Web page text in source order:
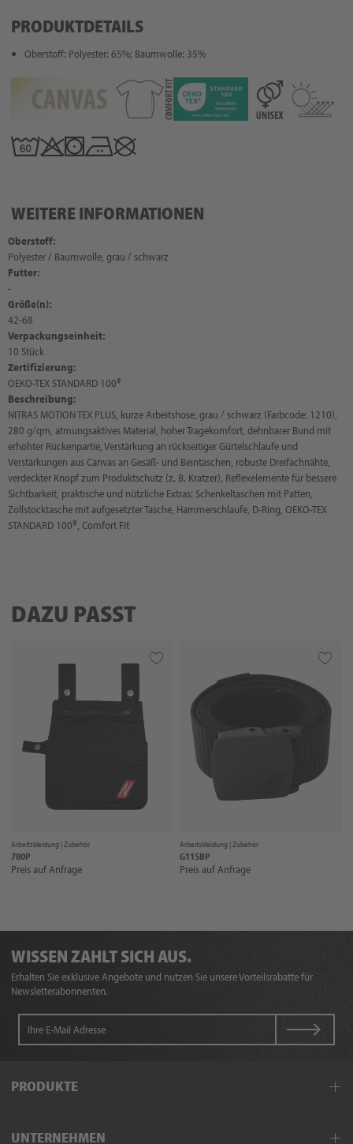
PRODUKTDETAILS
Oberstoff: Polyester: 65%; Baumwolle: 35%
WEITERE INFORMATIONEN
Oberstoff:
Polyester / Baumwolle, grau / schwarz
Futter:
-
Größe(n):
42-68
Verpackungseinheit:
10 Stück
Zertifizierung:
OEKO-TEX STANDARD 100®
Beschreibung:
NITRAS MOTION TEX PLUS, kurze Arbeitshose, grau / schwarz (Farbcode: 1210),
280 g/qm, atmungsaktives Material, hoher Tragekomfort, dehnbarer Bund mit
erhöhter Rückenpartie, Verstärkung an rückseitiger Gürtelschlaufe und
Verstärkungen aus Canvas an Gesäß- und Beintaschen, robuste Dreifachnähte,
verdeckter Knopf zum Produktschutz (z. B. Kratzer), Reflexelemente für bessere
Sichtbarkeit, praktische und nützliche Extras: Schenkeltaschen mit Patten,
Zollstocktasche mit aufgesetzter Tasche, Hammerschlaufe, D-Ring, OEKO-TEX
STANDARD 100®, Comfort Fit
DAZU PASST
Arbeitskleidung |Zubehör
780P
Preis auf Anfrage
Arbeitskleidung |Zubehör
G115BP
Preis auf Anfrage
WISSEN ZAHLT SICH AUS.
Erhalten Sie exklusive Angebote und nutzen Sie unsere Vorteilsrabatte für
Newsletterabonnenten.
PRODUKTE
UNTERNEHMEN